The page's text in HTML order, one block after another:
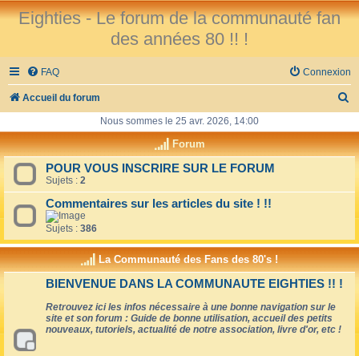
Eighties - Le forum de la communauté fan
des années 80 !! !
FAQ Connexion
Accueil du forum
h
h
e
Nous sommes le 25 avr. 2026, 14:00
Forum
POUR VOUS INSCRIRE SUR LE FORUM
Sujets : 2
Commentaires sur les articles du site ! !!
Sujets : 386
La Communauté des Fans des 80's !
BIENVENUE DANS LA COMMUNAUTE EIGHTIES !! !
Retrouvez ici les infos nécessaire à une bonne navigation sur le
site et son forum : Guide de bonne utilisation, accueil des petits
nouveaux, tutoriels, actualité de notre association, livre d'or, etc !